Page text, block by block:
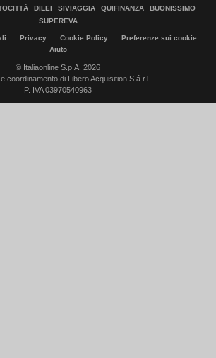
DILEI SIVIAGGIA QUIFINANZA
BUONISSIMO
SUPEREVA
Privacy Cookie Policy
Preferenze sui cookie
Aiuto
© Italiaonline S.p.A. 2026
coordinamento di Libero Acquisition S.á r.l.
P. IVA 03970540963